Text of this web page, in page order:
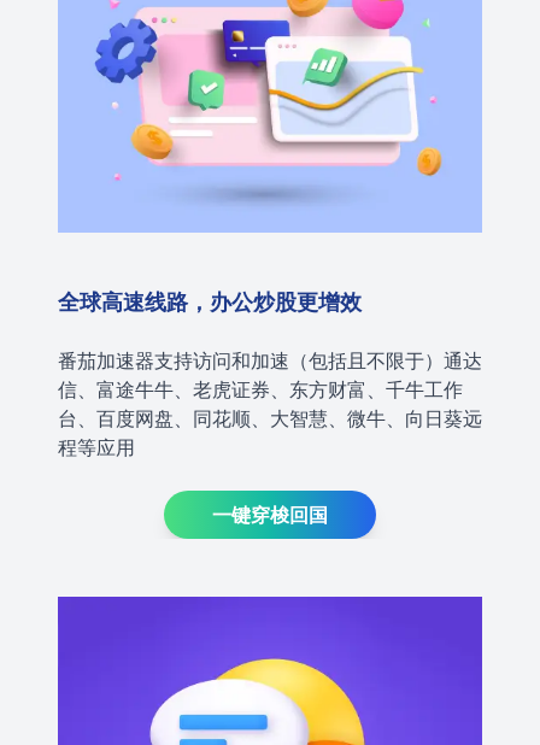
全球高速线路，办公炒股更增效
番茄加速器支持访问和加速（包括且不限于）通达
信、富途牛牛、老虎证券、东方财富、千牛工作
台、百度网盘、同花顺、大智慧、微牛、向日葵远
程等应用
一键穿梭回国